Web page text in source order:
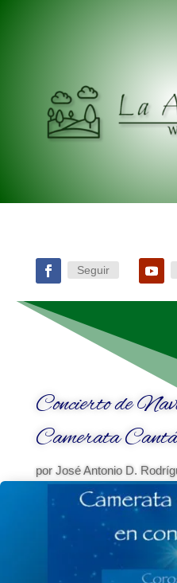
Seguir
Concierto de
Camerata
por José Antonio D.